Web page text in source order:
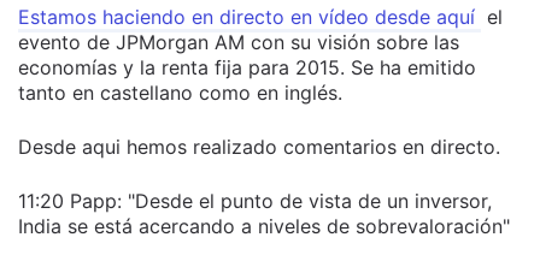
Estamos haciendo en directo en vídeo desde aquí el
evento de JPMorgan AM con su visión sobre las
economías y la renta fija para 2015. Se ha emitido
tanto en castellano como en inglés.
Desde aqui hemos realizado comentarios en directo.
11:20 Papp: "Desde el punto de vista de un inversor,
India se está acercando a niveles de sobrevaloración"